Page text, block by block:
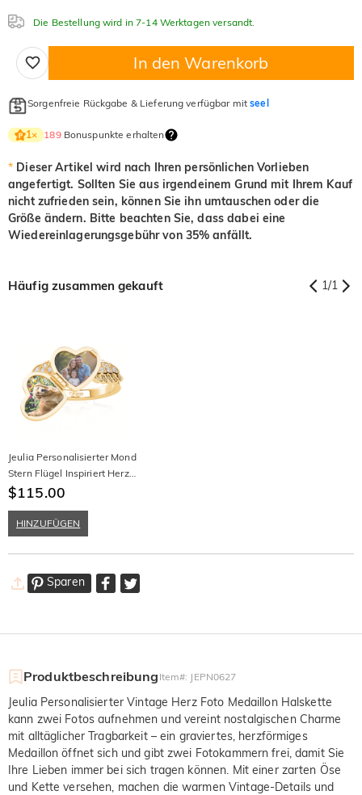
Die Bestellung wird in 7-14 Werktagen versandt.
In den Warenkorb
Sorgenfreie Rückgabe & Lieferung verfügbar mitseel
1× 189Bonuspunkte erhalten
* Dieser Artikel wird nach Ihren persönlichen Vorlieben
angefertigt. Sollten Sie aus irgendeinem Grund mit Ihrem Kauf
nicht zufrieden sein, können Sie ihn umtauschen oder die
Größe ändern. Bitte beachten Sie, dass dabei eine
Wiedereinlagerungsgebühr von 35% anfällt.
Häufig zusammen gekauft 1/1
Jeulia Personalisierter Mond
Stern Flügel Inspiriert Herz
Medaillon Ring
$115.00
HINZUFÜGEN
Sparen
Produktbeschreibung Item#: JEPN0627
Jeulia Personalisierter Vintage Herz Foto Medaillon Halskette
kann zwei Fotos aufnehmen und vereint nostalgischen Charme
mit alltäglicher Tragbarkeit – ein graviertes, herzförmiges
Medaillon öffnet sich und gibt zwei Fotokammern frei, damit Sie
Ihre Lieben immer bei sich tragen können. Mit einer zarten Öse
und Kette versehen, machen die warmen Vintage-Details und